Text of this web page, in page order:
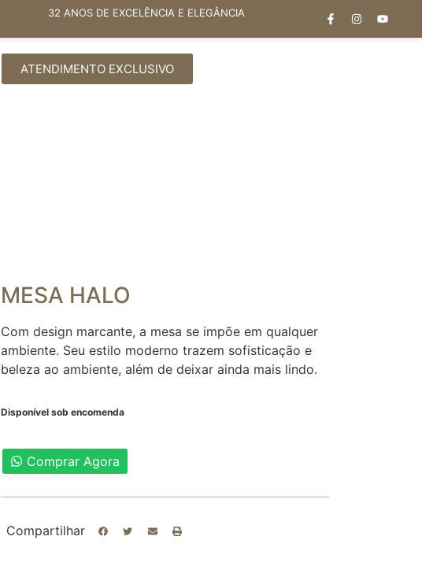
32 ANOS DE EXCELÊNCIA E ELEGÂNCIA
ATENDIMENTO EXCLUSIVO
MESA HALO
Com design marcante, a mesa se impõe em qualquer
ambiente. Seu estilo moderno trazem sofisticação e
beleza ao ambiente, além de deixar ainda mais lindo.
Disponível sob encomenda
Comprar Agora
Compartilhar